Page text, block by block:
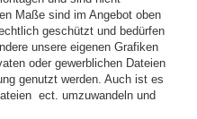
Maße sind im Angebot oben
geschützt und bedürfen
unsere eigenen Grafiken
oder gewerblichen Dateien
genutzt werden. Auch ist es
ect. umzuwandeln und